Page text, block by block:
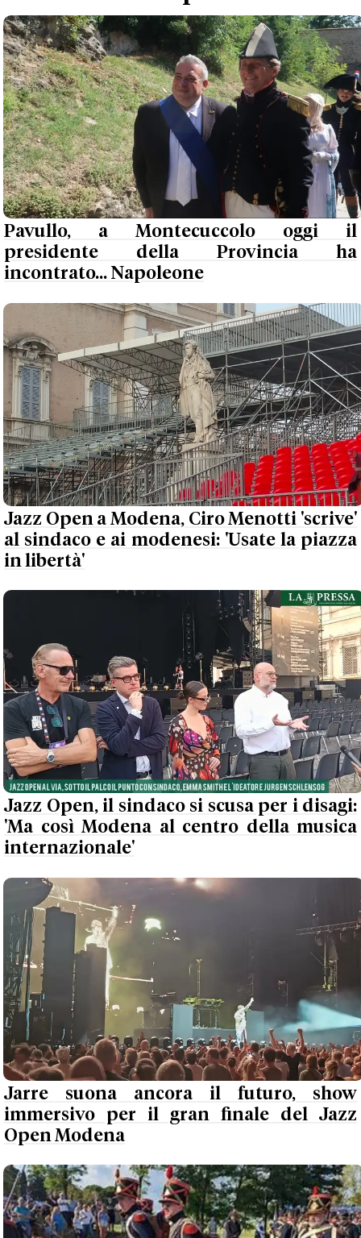
Pavullo, a Montecuccolo oggi il
presidente della Provincia ha
incontrato... Napoleone
Jazz Open a Modena, Ciro Menotti 'scrive'
al sindaco e ai modenesi: 'Usate la piazza
in libertà'
Jazz Open, il sindaco si scusa per i disagi:
'Ma così Modena al centro della musica
internazionale'
Jarre suona ancora il futuro, show
immersivo per il gran finale del Jazz
Open Modena